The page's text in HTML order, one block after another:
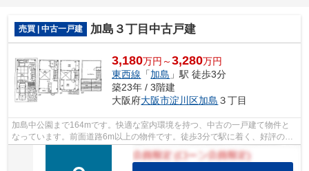
売買 | 中古一戸建 加島３丁目中古戸建
3,180万円～3,280万円
東西線 「加島 」駅 徒歩3分
築23年 / 3階建
大阪府大阪市淀川区加島 ３丁目
加島中公園まで164mです。快適な室内環境を持つ、中古の一戸建て物件と
なっています。前面道路6m以上の物件です。徒歩3分で駅に着く、好評の物
件です。東西線加島周辺の一戸建てをお探...